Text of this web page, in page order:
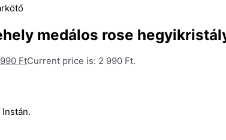
medálos rose
FtCurrent price is: 2 990 Ft.